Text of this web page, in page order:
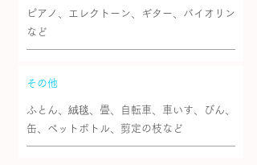
ピアノ、エレクトーン、ギター、バイオリン
など
その他
ふとん、絨毯、畳、自転車、車いす、
びん、
缶、ペットボトル、剪定の枝など